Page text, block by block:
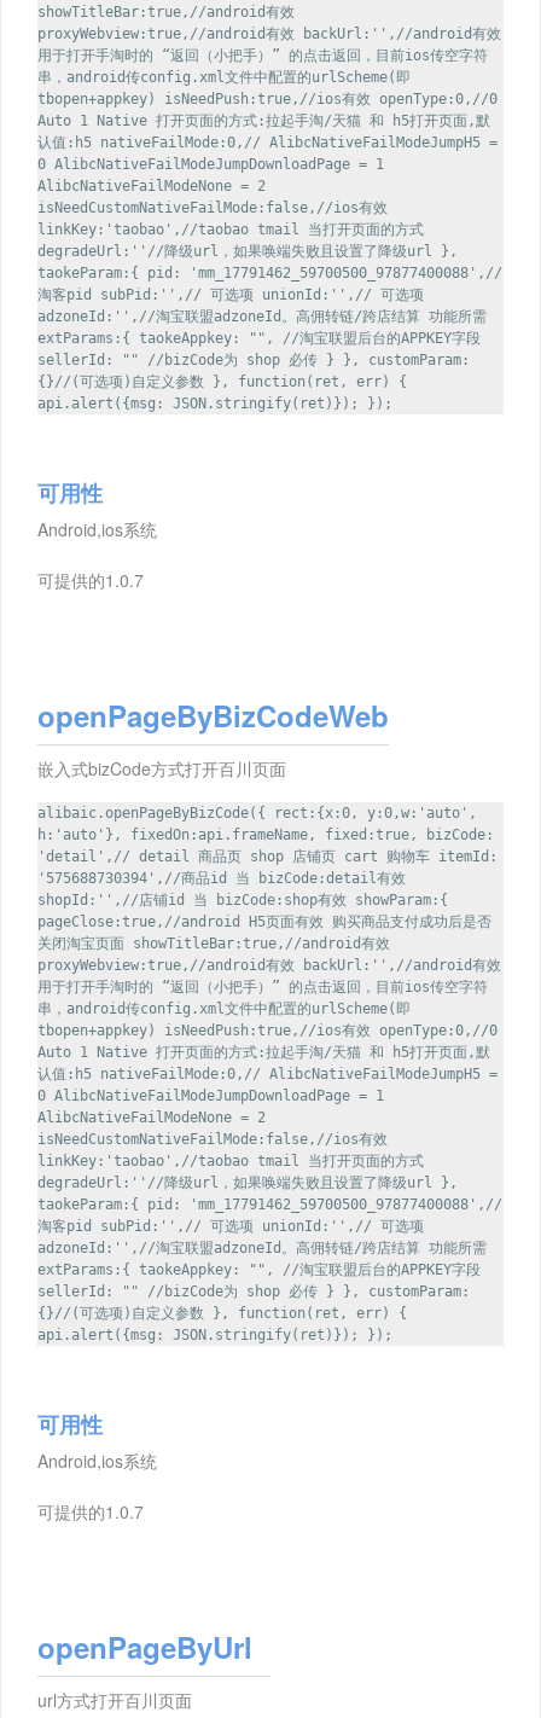
showTitleBar:true,//android有效
proxyWebview:true,//android有效 backUrl:'',//android有效
用于打开手淘时的 “返回（小把手）” 的点击返回，目前ios传空字符
串，android传config.xml文件中配置的urlScheme(即
tbopen+appkey) isNeedPush:true,//ios有效 openType:0,//0
Auto 1 Native 打开页面的方式:拉起手淘/天猫 和 h5打开页面,默
认值:h5 nativeFailMode:0,// AlibcNativeFailModeJumpH5 =
0 AlibcNativeFailModeJumpDownloadPage = 1
AlibcNativeFailModeNone = 2
isNeedCustomNativeFailMode:false,//ios有效
linkKey:'taobao',//taobao tmail 当打开页面的方式
degradeUrl:''//降级url，如果唤端失败且设置了降级url },
taokeParam:{ pid: 'mm_17791462_59700500_97877400088',//
淘客pid subPid:'',// 可选项 unionId:'',// 可选项
adzoneId:'',//淘宝联盟adzoneId。高佣转链/跨店结算 功能所需
extParams:{ taokeAppkey: "", //淘宝联盟后台的APPKEY字段
sellerId: "" //bizCode为 shop 必传 } }, customParam:
{}//(可选项)自定义参数 }, function(ret, err) {
api.alert({msg: JSON.stringify(ret)}); });
可用性
Android,ios系统
可提供的1.0.7
openPageByBizCodeWeb
嵌入式bizCode方式打开百川页面
alibaic.openPageByBizCode({ rect:{x:0, y:0,w:'auto',
h:'auto'}, fixedOn:api.frameName, fixed:true, bizCode:
'detail',// detail 商品页 shop 店铺页 cart 购物车 itemId:
'575688730394',//商品id 当 bizCode:detail有效
shopId:'',//店铺id 当 bizCode:shop有效 showParam:{
pageClose:true,//android H5页面有效 购买商品支付成功后是否
关闭淘宝页面 showTitleBar:true,//android有效
proxyWebview:true,//android有效 backUrl:'',//android有效
用于打开手淘时的 “返回（小把手）” 的点击返回，目前ios传空字符
串，android传config.xml文件中配置的urlScheme(即
tbopen+appkey) isNeedPush:true,//ios有效 openType:0,//0
Auto 1 Native 打开页面的方式:拉起手淘/天猫 和 h5打开页面,默
认值:h5 nativeFailMode:0,// AlibcNativeFailModeJumpH5 =
0 AlibcNativeFailModeJumpDownloadPage = 1
AlibcNativeFailModeNone = 2
isNeedCustomNativeFailMode:false,//ios有效
linkKey:'taobao',//taobao tmail 当打开页面的方式
degradeUrl:''//降级url，如果唤端失败且设置了降级url },
taokeParam:{ pid: 'mm_17791462_59700500_97877400088',//
淘客pid subPid:'',// 可选项 unionId:'',// 可选项
adzoneId:'',//淘宝联盟adzoneId。高佣转链/跨店结算 功能所需
extParams:{ taokeAppkey: "", //淘宝联盟后台的APPKEY字段
sellerId: "" //bizCode为 shop 必传 } }, customParam:
{}//(可选项)自定义参数 }, function(ret, err) {
api.alert({msg: JSON.stringify(ret)}); });
可用性
Android,ios系统
可提供的1.0.7
openPageByUrl
url方式打开百川页面